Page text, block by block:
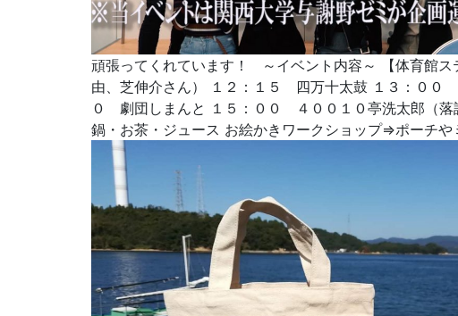
頑張ってくれています！ ～イベント内容～ 【体育館
由、芝伸介さん） １２：１５ 四万十太鼓 １３：００
０ 劇団しまんと １５：００ ４００１０亭洗太郎（
鍋・お茶・ジュース お絵かきワークショップ⇒ポーチや